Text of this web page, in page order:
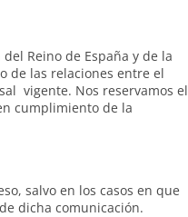
Reino de España y de la
de las relaciones entre el
vigente. Nos reservamos el
cumplimiento de la
salvo en los casos en que
dicha comunicación.